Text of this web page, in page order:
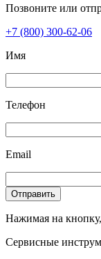
Позвоните или
+7 (800) 300-62-06
Имя
Телефон
Email
Отправить
Нажимая на
Сервисные